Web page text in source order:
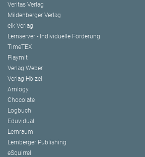
Veritas Verlag
Mildenberger Verlag
elk Verlag
Lernserver - Individuelle Förderung
TimeTEX
Playmit
Verlag Weber
Verlag Hölzel
Amlogy
Chocolate
Logbuch
Eduvidual
Lernraum
Lemberger Publishing
eSquirrel